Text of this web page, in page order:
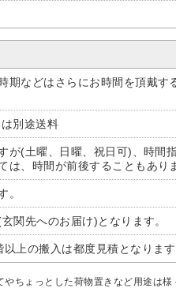
期などはさらにお時間を頂戴
別途送料
が(土曜、日曜、祝日可)、時間
、時間が前後することもあり
。
関先へのお届け)となります。
上の搬入は都度見積となります
ちょっとした荷物置きなど用途は様